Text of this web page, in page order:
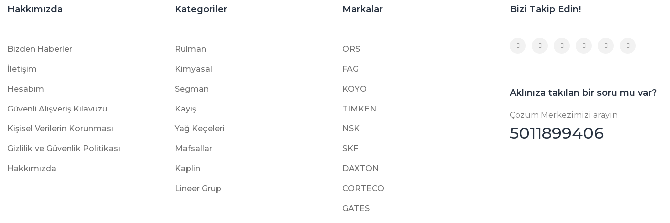
Hakkımızda
Bizden Haberler
İletişim
Hesabım
Güvenli Alışveriş Kılavuzu
Kişisel Verilerin Korunması
Gizlilik ve Güvenlik Politikası
Hakkımızda
Kategoriler
Rulman
Kimyasal
Segman
Kayış
Yağ Keçeleri
Mafsallar
Kaplin
Lineer Grup
Markalar
ORS
FAG
KOYO
TIMKEN
NSK
SKF
DAXTON
CORTECO
GATES
Bizi Takip Edin!
Aklınıza takılan bir soru mu var?
Çözüm Merkezimizi arayın
5011899406